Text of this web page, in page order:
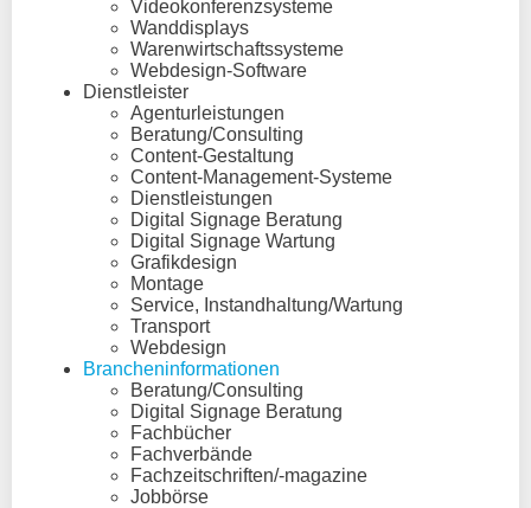
Videokonferenzsysteme
Wanddisplays
Warenwirtschaftssysteme
Webdesign-Software
Dienstleister
Agenturleistungen
Beratung/Consulting
Content-Gestaltung
Content-Management-Systeme
Dienstleistungen
Digital Signage Beratung
Digital Signage Wartung
Grafikdesign
Montage
Service, Instandhaltung/Wartung
Transport
Webdesign
Brancheninformationen
Beratung/Consulting
Digital Signage Beratung
Fachbücher
Fachverbände
Fachzeitschriften/-magazine
Jobbörse